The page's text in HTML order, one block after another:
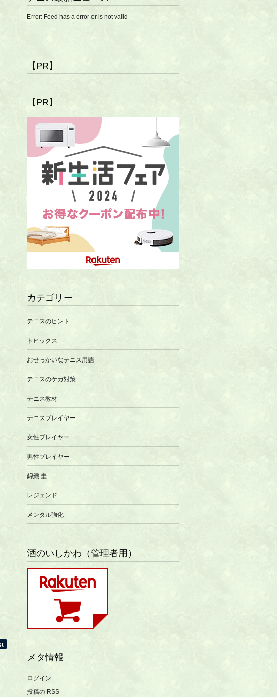
Error: Feed has a error or is not valid
【PR】
【PR】
カテゴリー
テニスのヒント
トピックス
おせっかいなテニス用語
テニスのケガ対策
テニス教材
テニスプレイヤー
女性プレイヤー
男性プレイヤー
錦織 圭
レジェンド
メンタル強化
酒のいしかわ（管理者用）
メタ情報
ログイン
投稿の RSS